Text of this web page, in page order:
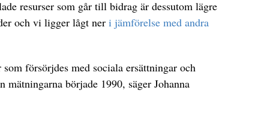
resurser som går till bidrag är dessutom lägre
och vi ligger lågt ner i jämförelse med andra
försörjdes med sociala ersättningar och
mätningarna började 1990, säger Johanna